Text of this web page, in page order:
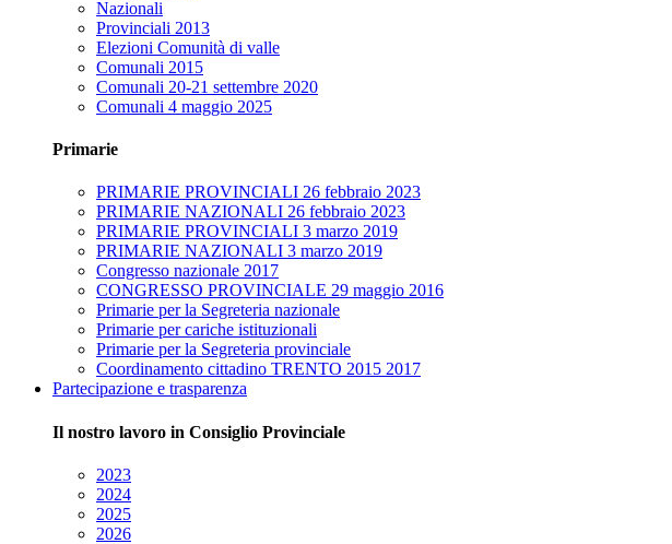
Nazionali
Provinciali 2013
Elezioni Comunità di valle
Comunali 2015
Comunali 20-21 settembre 2020
Comunali 4 maggio 2025
Primarie
PRIMARIE PROVINCIALI 26 febbraio 2023
PRIMARIE NAZIONALI 26 febbraio 2023
PRIMARIE PROVINCIALI 3 marzo 2019
PRIMARIE NAZIONALI 3 marzo 2019
Congresso nazionale 2017
CONGRESSO PROVINCIALE 29 maggio 2016
Primarie per la Segreteria nazionale
Primarie per cariche istituzionali
Primarie per la Segreteria provinciale
Coordinamento cittadino TRENTO 2015 2017
Partecipazione e trasparenza
Il nostro lavoro in Consiglio Provinciale
2023
2024
2025
2026